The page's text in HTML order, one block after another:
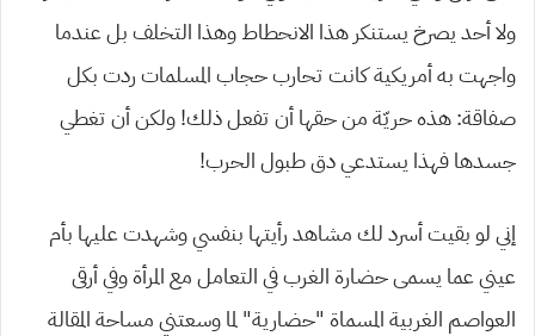
ولا أحد يصرخ يستنكر هذا الانحطاط وهذا التخلف بل عندما
واجهت به أمريكية كانت تحارب حجاب المسلمات ردت بكل
صفاقة: هذه حريّة من حقها أن تفعل ذلك! ولكن أن تغطي
جسدها فهذا يستدعي دق طبول الحرب!
إني لو بقيت أسرد لك مشاهد رأيتها بنفسي وشهدت عليها بأم
عيني عما يسمى حضارة الغرب في التعامل مع المرأة وفي أرقى
العواصم الغربية المسماة “حضارية” لما وسعتني مساحة المقالة